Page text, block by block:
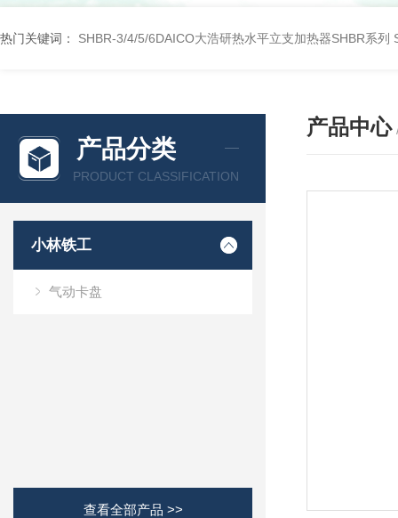
热门关键词： SHBR-3/4/5/6DAICO大浩研热水平立支加热器SHBR系列
产品分类
PRODUCT CLASSIFICATION
小林铁工
气动卡盘
查看全部产品 >>
产品中心